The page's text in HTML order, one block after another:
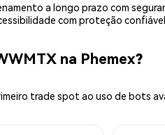
a longo prazo com
com proteção
na Phemex?
trade spot ao uso de bots